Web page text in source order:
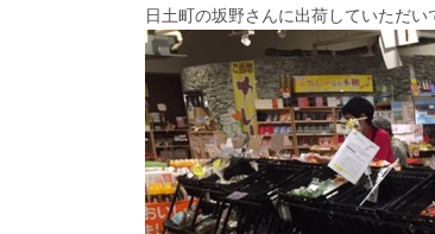
日土町の坂野さんに出荷していただい